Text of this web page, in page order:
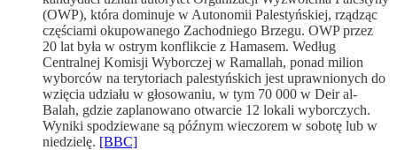
​​(OWP), która dominuje w Autonomii Palestyńskiej, rządząc
częściami okupowanego Zachodniego Brzegu. OWP przez
20 lat była w ostrym konflikcie z Hamasem. Według
Centralnej Komisji Wyborczej w Ramallah, ponad milion
wyborców na terytoriach palestyńskich jest uprawnionych do
wzięcia udziału w głosowaniu, w tym 70 000 w Deir al-
Balah, gdzie zaplanowano otwarcie 12 lokali wyborczych.
Wyniki spodziewane są późnym wieczorem w sobotę lub w
niedzielę. [BBC]